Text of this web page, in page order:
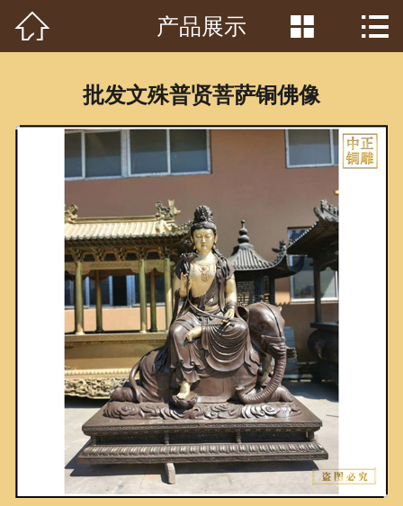
首页
客户见证
常识问答
新闻资讯
荣誉资质
泥塑鉴赏
联系我们
 产品展示  
批发文殊普贤菩萨铜佛像